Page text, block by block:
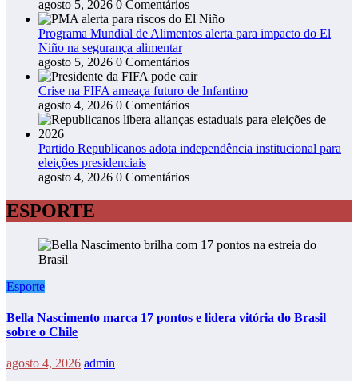
agosto 5, 2026 0 Comentários
Programa Mundial de Alimentos alerta para impacto do El
Niño na segurança alimentar
agosto 5, 2026 0 Comentários
Crise na FIFA ameaça futuro de Infantino
agosto 4, 2026 0 Comentários
Partido Republicanos adota independência institucional para
eleições presidenciais
agosto 4, 2026 0 Comentários
ESPORTE
Esporte
Bella Nascimento marca 17 pontos e lidera vitória do Brasil
sobre o Chile
agosto 4, 2026 admin